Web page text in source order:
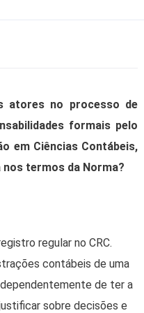
atores no processo de
formais pelo
em Ciências Contábeis,
termos da Norma?
regular no CRC.
contábeis de uma
de ter a
sobre decisões e